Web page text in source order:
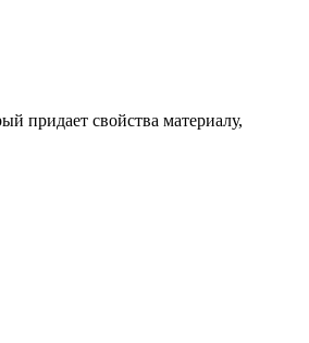
придает свойства материалу,